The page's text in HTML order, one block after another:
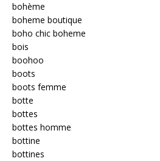
bohème
boheme boutique
boho chic boheme
bois
boohoo
boots
boots femme
botte
bottes
bottes homme
bottine
bottines